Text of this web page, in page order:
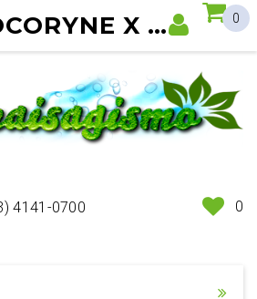
4141-0700 0
0
CRYPTOCORYNE X WILLISII 'LUCENS'